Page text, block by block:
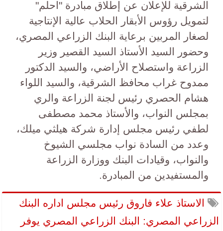
الشرقية للإعلان عن إطلاق مبادرة "احلم"
لتمويل رؤوس الأبقار الحلاب عالية الإنتاجية
لصغار المربين برعاية البنك الزراعي المصري،
وحضور السيد الأستاذ السيد القصير وزير
الزراعة واستصلاح الأراضي، والسيد الدكتور
ممدوح غراب محافظ الشرقية، والسيد اللواء
هشام الحصري رئيس لجنة الزراعة والري
بمجلس النواب، والأستاذ محمد مصطفى
لطفي رئيس مجلس إدارة شركة هيلثي ميلك،
وعدد من السادة نواب مجلسي الشيوخ
والنواب، وقيادات البنك ووزارة الزراعة
والمستفيدين من المبادرة.
الاستاذ علاء فاروق رئيس مجلس اداره البنك
الزراعي المصري: البنك الزراعي المصري يوفر